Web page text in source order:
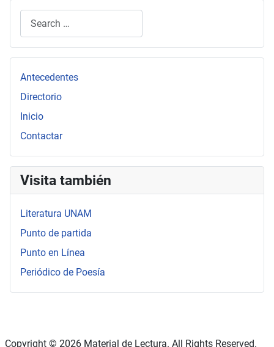
Antecedentes
Directorio
Inicio
Contactar
Visita también
Literatura UNAM
Punto de partida
Punto en Línea
Periódico de Poesía
Copyright © 2026 Material de Lectura. All Rights Reserved.